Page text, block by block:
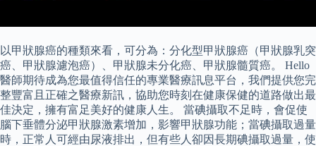
以甲狀腺癌的種類來看，可分為：分化型甲狀腺癌（甲狀腺乳突
癌、甲狀腺濾泡癌）、甲狀腺未分化癌、甲狀腺髓質癌。 Hello
醫師期待成為您最值得信任的專業醫療訊息平台，我們提供您完
整豐富且正確之醫療新訊，協助您時刻在健康保健的道路做出最
佳決定，擁有富足美好的健康人生。 當碘攝取不足時，會促使
腦下垂體分泌甲狀腺激素增加，影響甲狀腺功能；當碘攝取過量
時，正常人可經由尿液排出，但有些人卻因長期碘攝取過量，使